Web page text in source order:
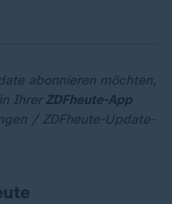
abonnieren möchten,
Ihrer ZDFheute-App
/ ZDFheute-Update-